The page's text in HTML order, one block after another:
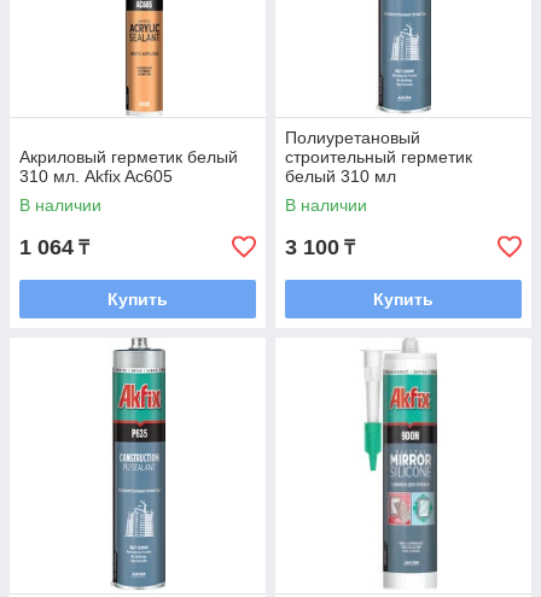
Акриловый герметик белый
310 мл. Akfix Aс605
В наличии
1 064 ₸
Купить
Полиуретановый
строительный герметик
белый 310 мл
В наличии
3 100 ₸
Купить